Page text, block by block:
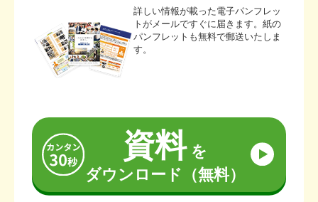
詳しい情報が載った電子パンフレッ
トがメールですぐに届きます。紙の
パンフレットも無料で郵送いたしま
す。
資料を
ダウンロード（無料）